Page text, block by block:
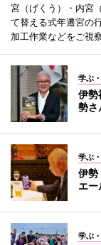
宮（げくう）・内宮
て替える式年遷宮の
加工作業などをご視
学ぶ
伊
勢さ
学ぶ
伊勢
エ
学ぶ